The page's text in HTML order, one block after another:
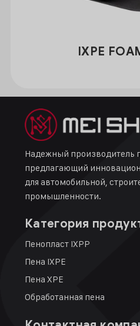
IXPE
Надежный производитель
предлагающий
для автомобильной,
промышленности.
Категория
Пенопласт IXPP
Пена IXPE
Пена XPE
Обработанная пена